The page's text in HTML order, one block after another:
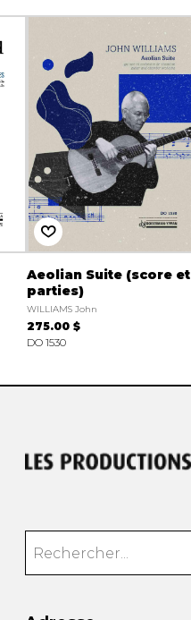
Aeolian Suite (score et
parties)
WILLIAMS John
275.00 $
DO 1530